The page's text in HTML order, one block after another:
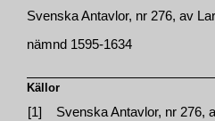
Svenska Antavlor, nr 276, av
nämnd 1595-1634
Källor
[1] Svenska Antavlor, nr 276,